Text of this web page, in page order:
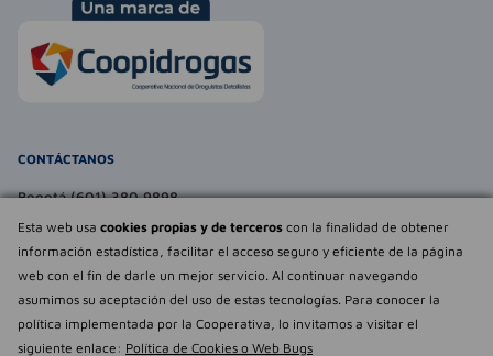
Esta web usa cookies propias y de terceros con la finalidad de obtener
información estadística, facilitar el acceso seguro y eficiente de la página
web con el fin de darle un mejor servicio. Al continuar navegando
asumimos su aceptación del uso de estas tecnologías. Para conocer la
política implementada por la Cooperativa, lo invitamos a visitar el
siguiente enlace: Política de Cookies o Web Bugs
Déjanos tu
opinión
CONTÁCTANOS
Bogotá (601) 380 9898
atencionalcliente@farmaexpress.com
TE PUEDE INTERESAR
NOSOTROS